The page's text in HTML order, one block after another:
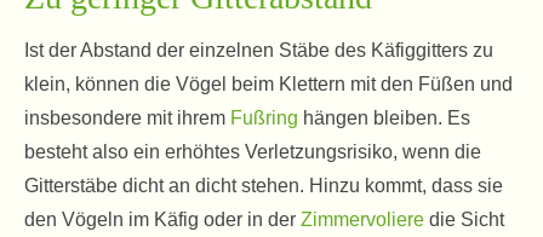
Ist der Abstand der einzelnen Stäbe des Käfiggitters zu
klein, können die Vögel beim Klettern mit den Füßen und
insbesondere mit ihrem Fußring hängen bleiben. Es
besteht also ein erhöhtes Verletzungsrisiko, wenn die
Gitterstäbe dicht an dicht stehen. Hinzu kommt, dass sie
den Vögeln im Käfig oder in der Zimmervoliere die Sicht